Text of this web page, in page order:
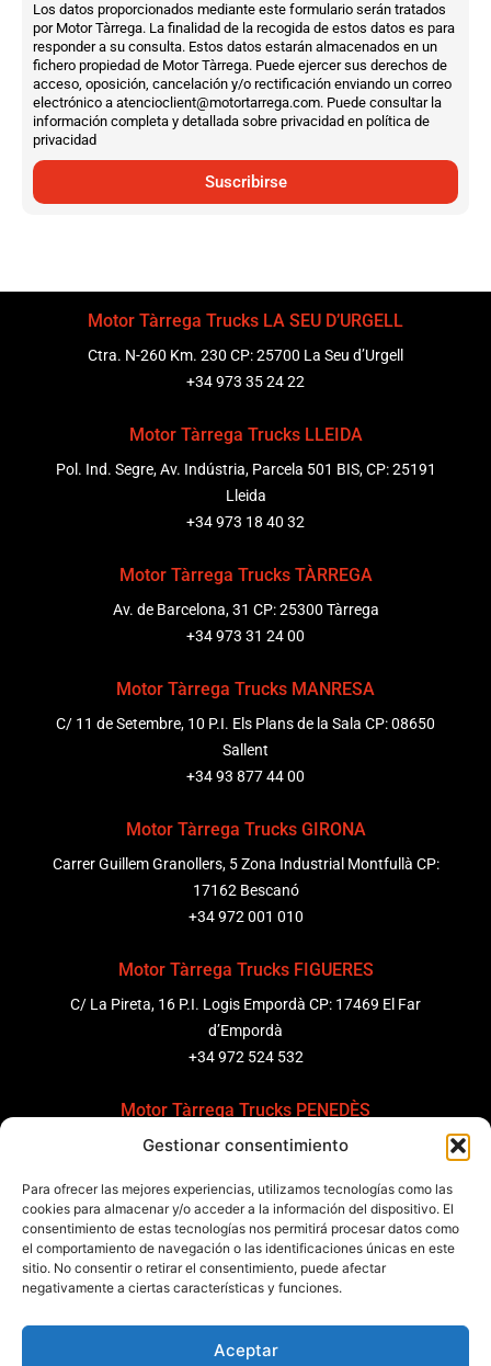
Gestionar consentimiento
Para ofrecer las mejores experiencias, utilizamos tecnologías como las
cookies para almacenar y/o acceder a la información del dispositivo. El
consentimiento de estas tecnologías nos permitirá procesar datos como
el comportamiento de navegación o las identificaciones únicas en este
sitio. No consentir o retirar el consentimiento, puede afectar
negativamente a ciertas características y funciones.
Aceptar
Los datos proporcionados mediante este formulario serán tratados
por Motor Tàrrega. La finalidad de la recogida de estos datos es para
responder a su consulta. Estos datos estarán almacenados en un
fichero propiedad de Motor Tàrrega. Puede ejercer sus derechos de
acceso, oposición, cancelación y/o rectificación enviando un correo
electrónico a atencioclient@motortarrega.com. Puede consultar la
información completa y detallada sobre privacidad en política de
privacidad
Suscribirse
Motor Tàrrega Trucks LA SEU D’URGELL
Ctra. N-260 Km. 230 CP: 25700 La Seu d’Urgell
+34 973 35 24 22
Motor Tàrrega Trucks LLEIDA
Pol. Ind. Segre, Av. Indústria, Parcela 501 BIS, CP: 25191
Lleida
+34 973 18 40 32
Motor Tàrrega Trucks TÀRREGA
Av. de Barcelona, 31 CP: 25300 Tàrrega
+34 973 31 24 00
Motor Tàrrega Trucks MANRESA
C/ 11 de Setembre, 10 P.I. Els Plans de la Sala CP: 08650
Sallent
+34 93 877 44 00
Motor Tàrrega Trucks GIRONA
Carrer Guillem Granollers, 5 Zona Industrial Montfullà CP:
17162 Bescanó
+34 972 001 010
Motor Tàrrega Trucks FIGUERES
C/ La Pireta, 16 P.I. Logis Empordà CP: 17469 El Far
d’Empordà
+34 972 524 532
Motor Tàrrega Trucks PENEDÈS
C/ Ponent 8, Pol. Ind. Sant Pere Molanta, CP: 08799
+34 931 69 11 91
Motor Tàrrega Trucks BARCELONA
Zona Franca, Carrer E, s/n 08040 Barcelona, España